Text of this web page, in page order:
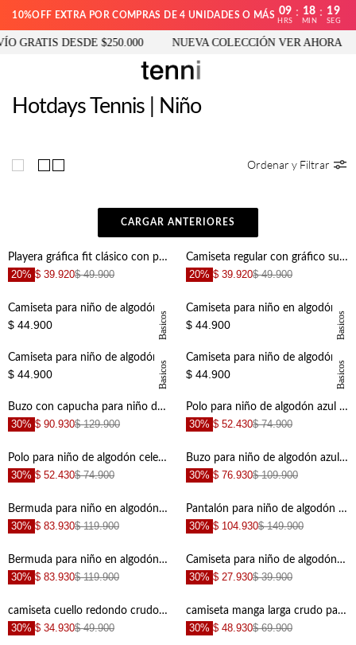
10%OFF EXTRA POR COMPRAS DE 4 UNIDADES O MÁS 09
HRS
: 18
MIN
: 18
SEG
DESDE $250.000 NUEVA COLECCIÓN VER AHORA
Hotdays Tennis | Niño
Ordenar y Filtrar
CARGAR ANTERIORES
+
Playera gráfica fit clásico con perro tenista en algodón crudo para niño
20% $ 39.920$ 49.900
+
Camiseta regular con gráfico surf en algodón gris oscuro para niño
20% $ 39.920$ 49.900
Basicos
+
Camiseta para niño de algodón rosa regular fit con bordado de raquetas
$ 44.900 Basicos
+
Camiseta para niño en algodón blanco fit clásico con bordado raquetas
$ 44.900
Basicos
+
Camiseta para niño de algodón azul corte recto con bordado raqueta
$ 44.900 Basicos
+
Camiseta para niño de algodón amarillo fit recto con mini raqueta bordada
$ 44.900
+
Buzo con capucha para niño de algodón gris regular fit con cierre frontal
30% $ 90.930$ 129.900
+
Polo para niño de algodón azul marino corte clásico con mini bordado
30% $ 52.430$ 74.900
Polo para niño de algodón celeste fit regular con logo bordado
30% $ 52.430$ 74.900
Buzo para niño de algodón azul marino fit clásico con mini gráfico central
30% $ 76.930$ 109.900
Bermuda para niño en algodón café oscuro fit regular con bolsillos laterales
30% $ 83.930$ 119.900
Pantalón para niño de algodón beige fit recto con cordón visible
30% $ 104.930$ 149.900
Bermuda para niño en algodón color crudo fit regular con bolsillos diagonales
30% $ 83.930$ 119.900
Camiseta para niño de algodón gris regular con estampado skate
30% $ 27.930$ 39.900
camiseta cuello redondo crudo para niño
30% $ 34.930$ 49.900
camiseta manga larga crudo para niño
30% $ 48.930$ 69.900